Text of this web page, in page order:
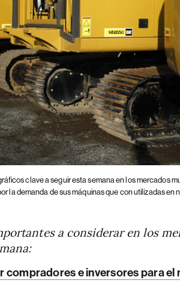
clave a seguir esta semana en los mercados
la demanda de sus máquinas que con utilizadas en
a considerar en los
compradores e inversores para